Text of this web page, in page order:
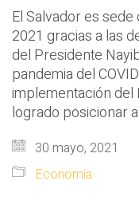
El Salvador es
2021 gracias a las
del Presidente
pandemia del
implementación del
logrado posicionar
30 mayo, 2021
Economía